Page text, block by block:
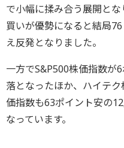
で小幅に揉み合う展開と
買いが優勢になると結局
え反発となりました。
一方でS&P500株価指数が
落となったほか、ハイテ
価指数も63ポイント安の
なっています。